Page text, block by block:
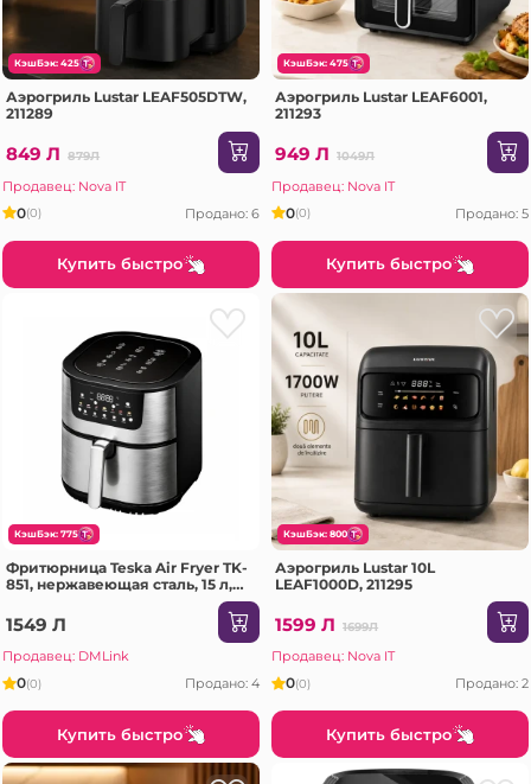
КэшБэк: 425
Аэрогриль Lustar LEAF505DTW,
211289
849 Л 879Л
Продавец: Nova IT
0(0) Продано: 6
Купить быстро
КэшБэк: 475
Аэрогриль Lustar LEAF6001,
211293
949 Л 1049Л
Продавец: Nova IT
0(0) Продано: 5
Купить быстро
КэшБэк: 775
Фритюрница Teska Air Fryer TK-
851, нержавеющая сталь, 15 л,
1549 Л
Продавец: DMLink
0(0) Продано: 4
Купить быстро
КэшБэк: 800
Аэрогриль Lustar 10L
LEAF1000D, 211295
1599 Л 1699Л
Продавец: Nova IT
0(0) Продано: 2
Купить быстро